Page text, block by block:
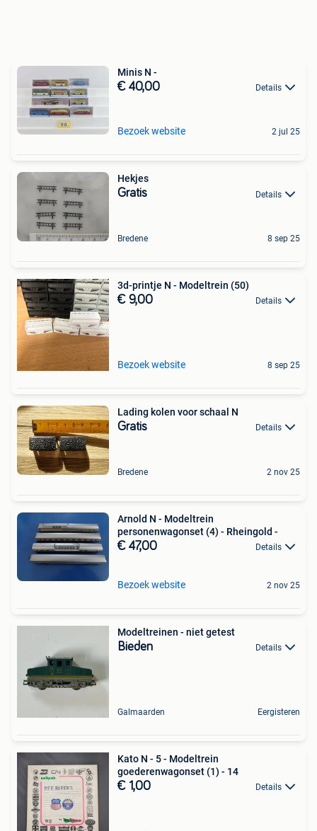
Minis N -
€ 40,00 Details
Bezoek website 2 jul 25
Hekjes
Gratis Details
Bredene 8 sep 25
3d-printje N - Modeltrein (50)
€ 9,00 Details
Bezoek website 8 sep 25
Lading kolen voor schaal N
Gratis Details
Bredene 2 nov 25
Arnold N - Modeltrein
personenwagonset (4) - Rheingold -
€ 47,00 Details
Bezoek website 2 nov 25
Modeltreinen - niet getest
Bieden Details
Galmaarden Eergisteren
Kato N - 5 - Modeltrein
goederenwagonset (1) - 14
€ 1,00 Details